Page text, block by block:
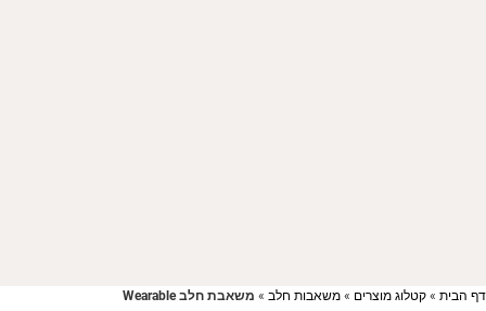
דף הבית» קטלוג מוצרים » משאבות חלב» משאבת חלב Wearable